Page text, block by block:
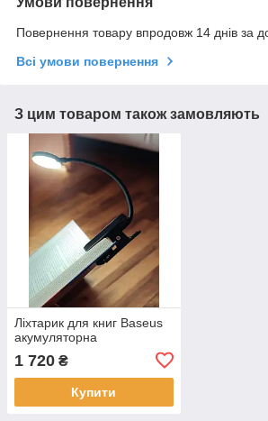
Повернення товару впродовж 14 днів за
Всі умови повернення
З цим товаром також замовляють
Ліхтарик для книг Baseus
акумуляторна
1 720 ₴
Купити